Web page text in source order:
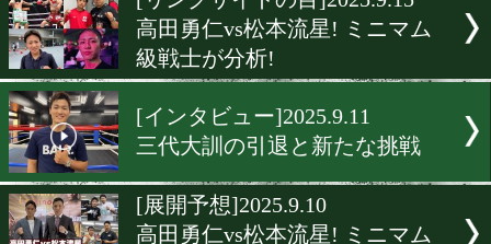
宇津木秀「今は世界に進む
の試練。ここは圧勝」
[リングサイドの目
井上尚弥vsアフマダリエフ
ップ選手はこう見た!
[リングサイドの目